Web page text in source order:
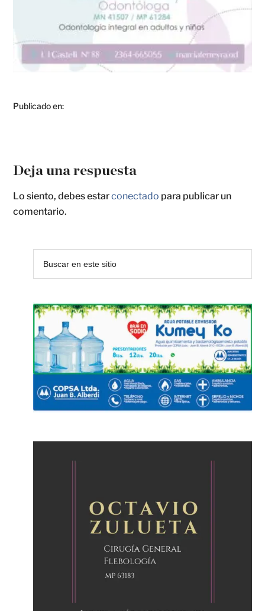
Publicado en:
Deja una respuesta
Lo siento, debes estarconectado para publicar un
comentario.